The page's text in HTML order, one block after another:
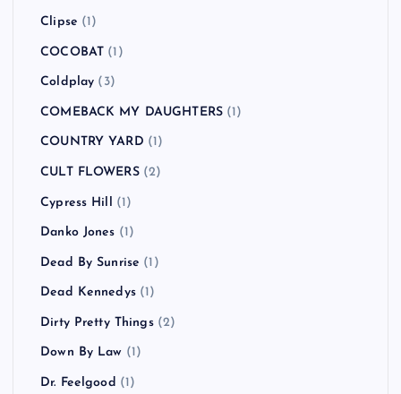
Clipse (1)
COCOBAT (1)
Coldplay (3)
COMEBACK MY DAUGHTERS (1)
COUNTRY YARD (1)
CULT FLOWERS(2)
Cypress Hill (1)
Danko Jones (1)
Dead By Sunrise (1)
Dead Kennedys(1)
Dirty Pretty Things(2)
Down By Law (1)
Dr. Feelgood (1)